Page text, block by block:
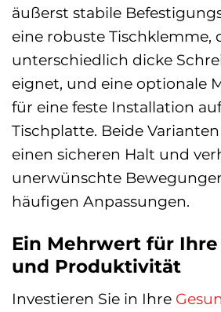
äußerst stabile
eine robuste Tischklemme,
unterschiedlich dicke
eignet, und eine optionale
für eine feste Installation
Tischplatte. Beide
einen sicheren Halt und
unerwünschte
häufigen Anpassungen.
Ein Mehrwert für
und Produktivität
Investieren Sie in Ihre